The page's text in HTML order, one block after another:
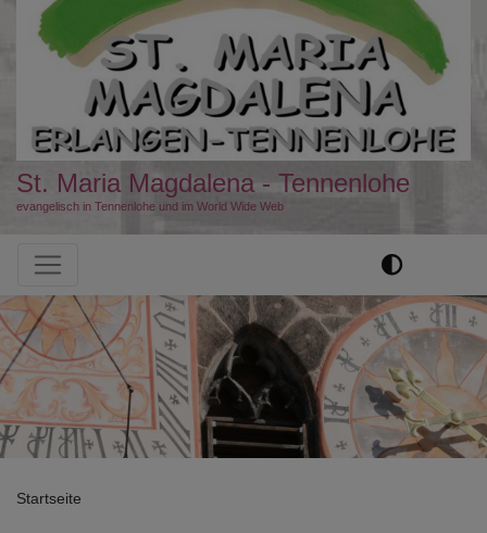
St. Maria Magdalena - Tennenlohe
evangelisch in Tennenlohe und im World Wide Web
Hauptnavigation
Startseite